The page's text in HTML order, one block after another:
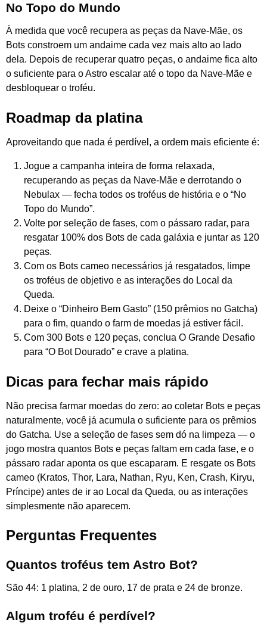
No Topo do Mundo
À medida que você recupera as peças da Nave-Mãe, os
Bots constroem um andaime cada vez mais alto ao lado
dela. Depois de recuperar quatro peças, o andaime fica alto
o suficiente para o Astro escalar até o topo da Nave-Mãe e
desbloquear o troféu.
Roadmap da platina
Aproveitando que nada é perdível, a ordem mais eficiente é:
Jogue a campanha inteira de forma relaxada,
recuperando as peças da Nave-Mãe e derrotando o
Nebulax — fecha todos os troféus de história e o “No
Topo do Mundo”.
Volte por seleção de fases, com o pássaro radar, para
resgatar 100% dos Bots de cada galáxia e juntar as 120
peças.
Com os Bots cameo necessários já resgatados, limpe
os troféus de objetivo e as interações do Local da
Queda.
Deixe o “Dinheiro Bem Gasto” (150 prêmios no Gatcha)
para o fim, quando o farm de moedas já estiver fácil.
Com 300 Bots e 120 peças, conclua O Grande Desafio
para “O Bot Dourado” e crave a platina.
Dicas para fechar mais rápido
Não precisa farmar moedas do zero: ao coletar Bots e peças
naturalmente, você já acumula o suficiente para os prêmios
do Gatcha. Use a seleção de fases sem dó na limpeza — o
jogo mostra quantos Bots e peças faltam em cada fase, e o
pássaro radar aponta os que escaparam. E resgate os Bots
cameo (Kratos, Thor, Lara, Nathan, Ryu, Ken, Crash, Kiryu,
Príncipe) antes de ir ao Local da Queda, ou as interações
simplesmente não aparecem.
Perguntas Frequentes
Quantos troféus tem Astro Bot?
São 44: 1 platina, 2 de ouro, 17 de prata e 24 de bronze.
Algum troféu é perdível?